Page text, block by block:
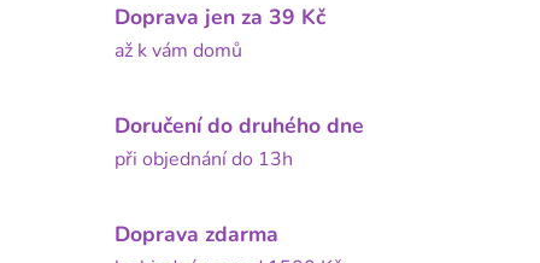
Doprava jen za 39 Kč
až k vám domů
Doručení do druhého dne
při objednání do 13h
Doprava zdarma